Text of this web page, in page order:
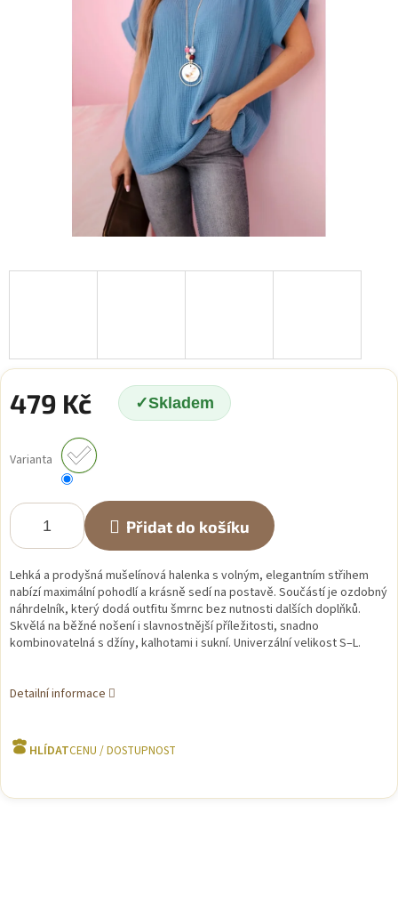
479 Kč Skladem
cena:
Varianta
Přidat do košíku
Lehká a prodyšná mušelínová halenka s volným, elegantním střihem
nabízí maximální pohodlí a krásně sedí na postavě. Součástí je ozdobný
náhrdelník, který dodá outfitu šmrnc bez nutnosti dalších doplňků.
Skvělá na běžné nošení i slavnostnější příležitosti, snadno
kombinovatelná s džíny, kalhotami i sukní. Univerzální velikost S–L.
Detailní informace
HLÍDAT